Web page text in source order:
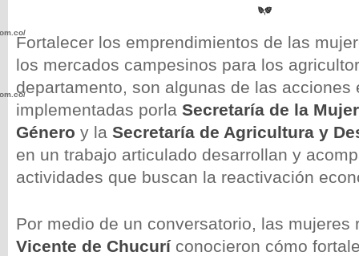
Fortalecer los emprendimientos de las
los mercados campesinos para los
departamento, son algunas de las acciones
implementadas porla Secretaría de la
Género y la Secretaría de Agricultura y
en un trabajo articulado desarrollan y
actividades que buscan la reactivación
Por medio de un conversatorio, las
Vicente de Chucuríconocieron cómo
wp-
wp-